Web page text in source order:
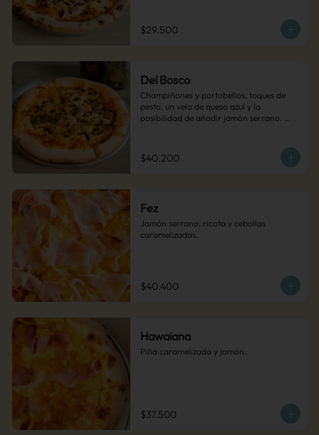
$29.500
Del Bosco
Champiñones y portobellos, toques de
pesto, un velo de queso azul y la
posibilidad de añadir jamón serrano.
$40.200
Fez
Jamón serrano, ricota y cebollas
caramelizadas.
$40.400
Hawaiana
Piña caramelizada y jamón.
$37.500